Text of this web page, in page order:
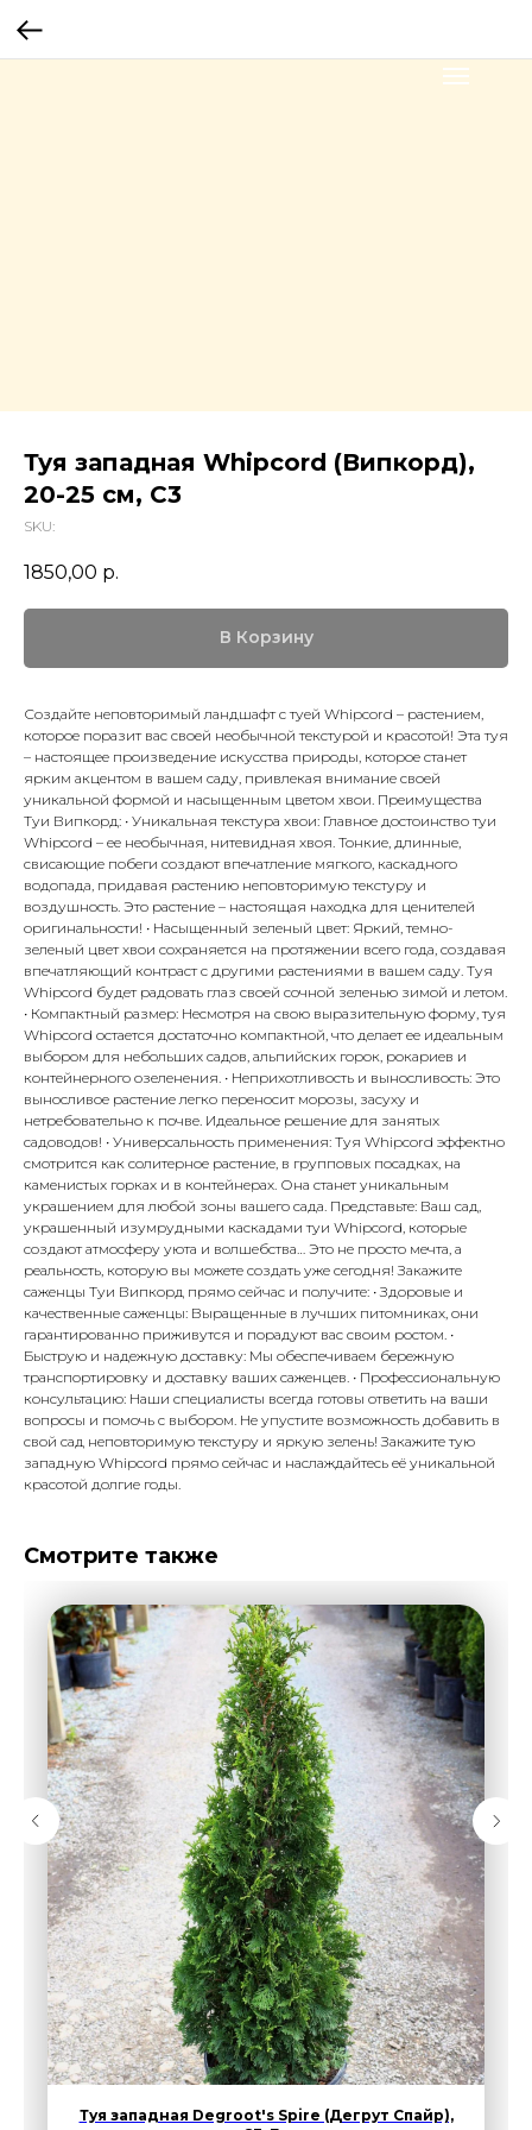
Туя западная Whipcord (Випкорд),
20-25 см, С3
SKU:
1850,00 р.
В Корзину
Создайте неповторимый ландшафт с туей Whipcord – растением,
которое поразит вас своей необычной текстурой и красотой! Эта туя
– настоящее произведение искусства природы, которое станет
ярким акцентом в вашем саду, привлекая внимание своей
уникальной формой и насыщенным цветом хвои. Преимущества
Туи Випкорд: • Уникальная текстура хвои: Главное достоинство туи
Whipcord – ее необычная, нитевидная хвоя. Тонкие, длинные,
свисающие побеги создают впечатление мягкого, каскадного
водопада, придавая растению неповторимую текстуру и
воздушность. Это растение – настоящая находка для ценителей
оригинальности! • Насыщенный зеленый цвет: Яркий, темно-
зеленый цвет хвои сохраняется на протяжении всего года, создавая
впечатляющий контраст с другими растениями в вашем саду. Туя
Whipcord будет радовать глаз своей сочной зеленью зимой и летом.
• Компактный размер: Несмотря на свою выразительную форму, туя
Whipcord остается достаточно компактной, что делает ее идеальным
выбором для небольших садов, альпийских горок, рокариев и
контейнерного озеленения. • Неприхотливость и выносливость: Это
выносливое растение легко переносит морозы, засуху и
нетребовательно к почве. Идеальное решение для занятых
садоводов! • Универсальность применения: Туя Whipcord эффектно
смотрится как солитерное растение, в групповых посадках, на
каменистых горках и в контейнерах. Она станет уникальным
украшением для любой зоны вашего сада. Представьте: Ваш сад,
украшенный изумрудными каскадами туи Whipcord, которые
создают атмосферу уюта и волшебства… Это не просто мечта, а
реальность, которую вы можете создать уже сегодня! Закажите
саженцы Туи Випкорд прямо сейчас и получите: • Здоровые и
качественные саженцы: Выращенные в лучших питомниках, они
гарантированно приживутся и порадуют вас своим ростом. •
Быструю и надежную доставку: Мы обеспечиваем бережную
транспортировку и доставку ваших саженцев. • Профессиональную
консультацию: Наши специалисты всегда готовы ответить на ваши
вопросы и помочь с выбором. Не упустите возможность добавить в
свой сад неповторимую текстуру и яркую зелень! Закажите тую
западную Whipcord прямо сейчас и наслаждайтесь её уникальной
красотой долгие годы.
Смотрите также
Туя западная Degroot's Spire (Дегрут Спайр),